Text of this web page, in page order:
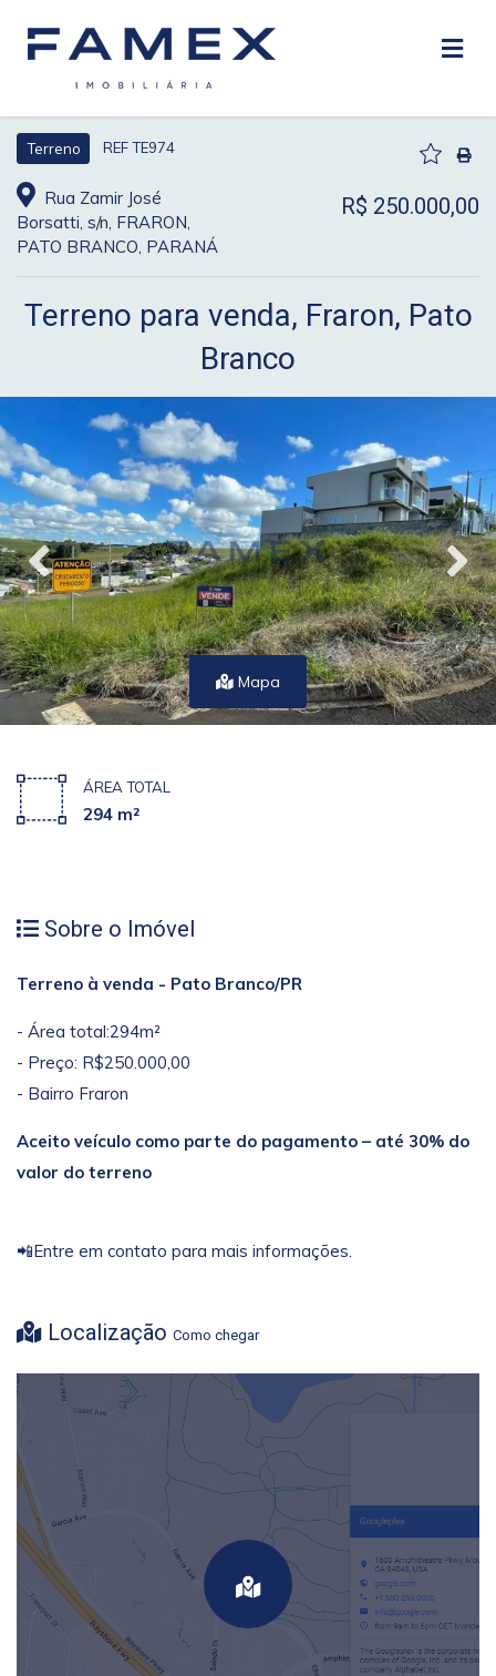
Terreno REF TE974
Rua Zamir José
Borsatti, s/n, FRARON,
PATO BRANCO, PARANÁ
R$ 250.000,00
Terreno para venda, Fraron, Pato
Branco
Mapa
ÁREA TOTAL
294 m²
Sobre o Imóvel
Terreno à venda - Pato Branco/PR
- Área total:294m²
- Preço: R$250.000,00
- Bairro Fraron
Aceito veículo como parte do pagamento – até 30% do
valor do terreno
📲Entre em contato para mais informações.
Localização Como chegar